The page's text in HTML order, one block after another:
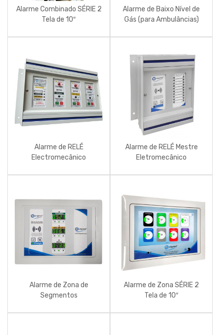
Alarme Combinado SÉRIE 2
Tela de 10″
Alarme de Baixo Nível de
Gás (para Ambulâncias)
Alarme de RELÉ
Electromecânico
Alarme de RELÉ Mestre
Eletromecânico
Alarme de Zona de
Segmentos
Alarme de Zona SÉRIE 2
Tela de 10″